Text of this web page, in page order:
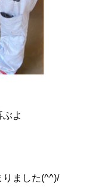
よ
りました(^^)/